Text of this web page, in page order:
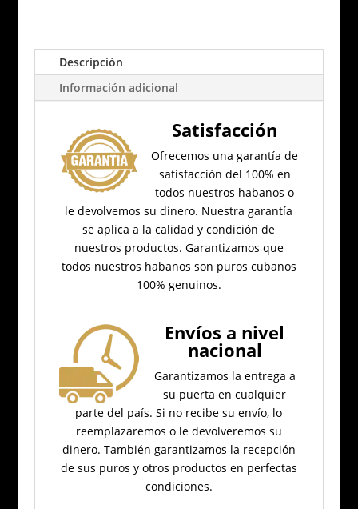
Descripción
Información adicional
Satisfacción
Ofrecemos una garantía de
satisfacción del 100% en
todos nuestros habanos o
le devolvemos su dinero. Nuestra garantía
se aplica a la calidad y condición de
nuestros productos. Garantizamos que
todos nuestros habanos son puros cubanos
100% genuinos.
Envíos a nivel
nacional
Garantizamos la entrega a
su puerta en cualquier
parte del país. Si no recibe su envío, lo
reemplazaremos o le devolveremos su
dinero. También garantizamos la recepción
de sus puros y otros productos en perfectas
condiciones.